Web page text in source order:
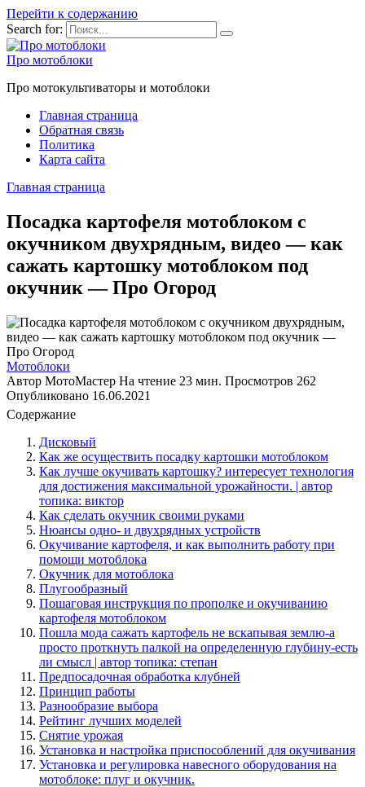
Перейти к содержанию
Search for:
Про мотоблоки
Про мотокультиваторы и мотоблоки
Главная страница
Обратная связь
Политика
Карта сайта
Главная страница
Посадка картофеля мотоблоком с
окучником двухрядным, видео — как
сажать картошку мотоблоком под
окучник — Про Огород
Мотоблоки
Автор МотоМастер На чтение 23 мин. Просмотров 262
Опубликовано 16.06.2021
Содержание
Дисковый
Как же осуществить посадку картошки мотоблоком
Как лучше окучивать картошку? интересует технология
для достижения максимальной урожайности. | автор
топика: виктор
Как сделать окучник своими руками
Нюансы одно- и двухрядных устройств
Окучивание картофеля, и как выполнить работу при
помощи мотоблока
Окучник для мотоблока
Плугообразный
Пошаговая инструкция по прополке и окучиванию
картофеля мотоблоком
Пошла мода сажать картофель не вскапывая землю-а
просто проткнуть палкой на определенную глубину-есть
ли смысл | автор топика: степан
Предпосадочная обработка клубней
Принцип работы
Разнообразие выбора
Рейтинг лучших моделей
Снятие урожая
Установка и настройка приспособлений для окучивания
Установка и регулировка навесного оборудования на
мотоблоке: плуг и окучник.